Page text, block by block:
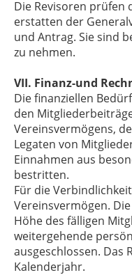
Die Revisoren prüfen
erstatten der
und Antrag. Sie sind
zu nehmen.
VII. Finanz-und
Die finanziellen
den
Vereinsvermögens,
Legaten von
Einnahmen aus
bestritten.
Für die
Vereinsvermögen.
Höhe des fälligen
weitergehende
ausgeschlossen. Das
Kalenderjahr.